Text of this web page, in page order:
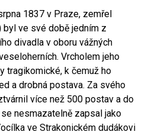
1837 v Praze, zemřel
byl ve své době jedním z
divadla v oboru vážných
Vrcholem jeho
tragikomické, k čemuž ho
a drobná postava. Za svého
více než 500 postav a do
nesmazatelně zapsal jako
ve Strakonickém dudákovi